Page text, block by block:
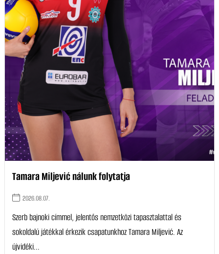
Tamara Miljević nálunk folytatja
2026.08.07.
Szerb bajnoki címmel, jelentős nemzetközi tapasztalattal és
sokoldalú játékkal érkezik csapatunkhoz Tamara Miljević. Az
újvidéki...